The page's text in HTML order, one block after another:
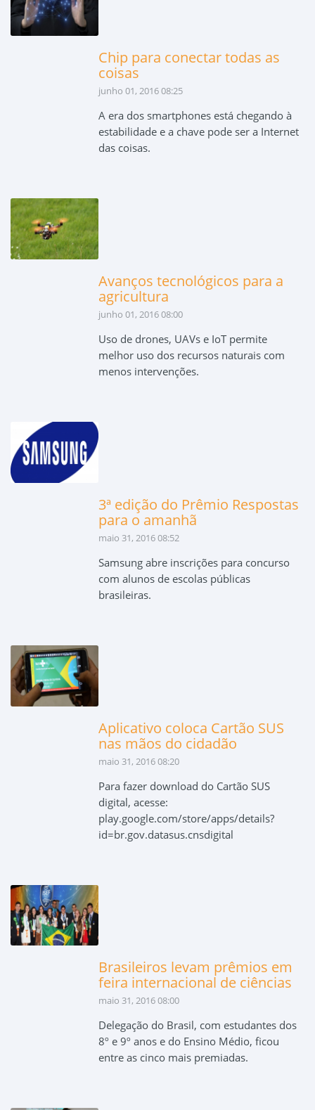
Chip para conectar todas as
coisas
junho 01, 2016 08:25
A era dos smartphones está chegando à
estabilidade e a chave pode ser a Internet
das coisas.
Avanços tecnológicos para a
agricultura
junho 01, 2016 08:00
Uso de drones, UAVs e IoT permite
melhor uso dos recursos naturais com
menos intervenções.
3ª edição do Prêmio Respostas
para o amanhã
maio 31, 2016 08:52
Samsung abre inscrições para concurso
com alunos de escolas públicas
brasileiras.
Aplicativo coloca Cartão SUS
nas mãos do cidadão
maio 31, 2016 08:20
Para fazer download do Cartão SUS
digital, acesse:
play.google.com/store/apps/details?
id=br.gov.datasus.cnsdigital
Brasileiros levam prêmios em
feira internacional de ciências
maio 31, 2016 08:00
Delegação do Brasil, com estudantes dos
8º e 9º anos e do Ensino Médio, ficou
entre as cinco mais premiadas.